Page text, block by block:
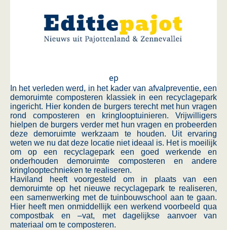
ep
In het verleden werd, in het kader van afvalpreventie, een
demoruimte composteren klassiek in een recyclagepark
ingericht. Hier konden de burgers terecht met hun vragen
rond composteren en kringlooptuinieren. Vrijwilligers
hielpen de burgers verder met hun vragen en probeerden
deze demoruimte werkzaam te houden. Uit ervaring
weten we nu dat deze locatie niet ideaal is. Het is moeilijk
om op een recyclagepark een goed werkende en
onderhouden demoruimte composteren en andere
kringlooptechnieken te realiseren.
Haviland heeft voorgesteld om in plaats van een
demoruimte op het nieuwe recyclagepark te realiseren,
een samenwerking met de tuinbouwschool aan te gaan.
Hier heeft men onmiddellijk een werkend voorbeeld qua
compostbak en –vat, met dagelijkse aanvoer van
materiaal om te composteren.